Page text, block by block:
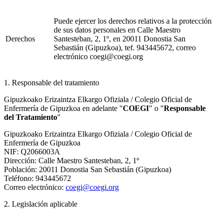
Derechos
Puede ejercer los derechos relativos a la protección
de sus datos personales en Calle Maestro
Santesteban, 2, 1º, en 20011 Donostia San
Sebastián (Gipuzkoa), tef. 943445672, correo
electrónico coegi@coegi.org
1. Responsable del tratamiento
Gipuzkoako Erizaintza Elkargo Ofiziala / Colegio Oficial de
Enfermería de Gipuzkoa en adelante "COEGI" o "Responsable
del Tratamiento"
Gipuzkoako Erizaintza Elkargo Ofiziala / Colegio Oficial de
Enfermería de Gipuzkoa
NIF: Q2066003A
Dirección: Calle Maestro Santesteban, 2, 1º
Población: 20011 Donostia San Sebastián (Gipuzkoa)
Teléfono: 943445672
Correo electrónico: coegi@coegi.org
2. Legislación aplicable